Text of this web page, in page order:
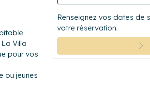
Villa
pour vos
ou jeunes
Renseignez vos dates de
votre réservation.